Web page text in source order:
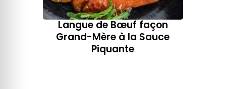
Langue de Bœuf façon
Grand-Mère​ à la Sauce
Piquante